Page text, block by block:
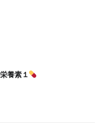
養素１